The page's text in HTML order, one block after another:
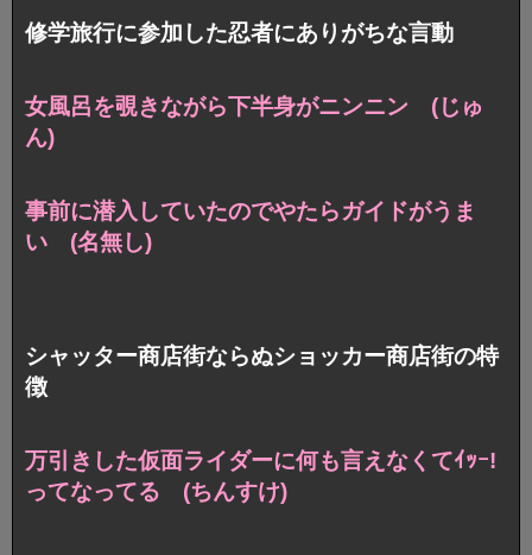
修学旅行に参加した忍者にありがちな言動
女風呂を覗きながら下半身がニンニン (じゅ
ん)
事前に潜入していたのでやたらガイドがうま
い (名無し)
シャッター商店街ならぬショッカー商店街の特
徴
万引きした仮面ライダーに何も言えなくてｲｯｰ!
ってなってる (ちんすけ)